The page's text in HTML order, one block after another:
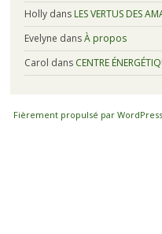
Hollydans LES VERTUS DES
Evelyne dansÀ propos
Carol dans CENTRE
Fièrement propulsé par WordPress